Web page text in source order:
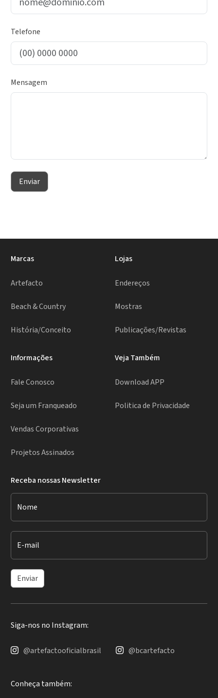
Telefone
Mensagem
Enviar
Marcas
Artefacto
Beach & Country
História/Conceito
Lojas
Endereços
Mostras
Publicações/Revistas
Informações
Fale Conosco
Seja um Franqueado
Vendas Corporativas
Projetos Assinados
Veja Também
Download APP
Politica de Privacidade
Receba nossas Newsletter
Nome
E-mail
Enviar
Siga-nos no Instagram:
@artefactooficialbrasil @bcartefacto
Conheça também: